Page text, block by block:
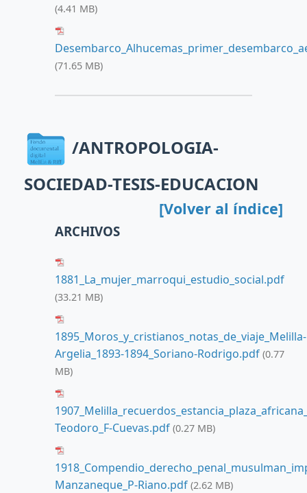
(4.41 MB)
(71.65 MB)
/ANTROPOLOGIA-
SOCIEDAD-TESIS-EDUCACION
[Volver al índice]
ARCHIVOS
1881_La_mujer_marroqui_estudio_social.pdf
(33.21 MB)
1895_Moros_y_cristianos_notas_de_viaje_Melilla-
Argelia_1893-1894_Soriano-Rodrigo.pdf (0.77
MB)
Teodoro_F-Cuevas.pdf (0.27 MB)
Manzaneque_P-Riano.pdf (2.62 MB)